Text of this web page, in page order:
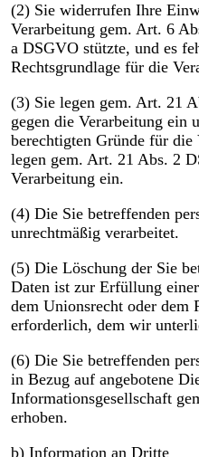
(2) Sie widerrufen Ihre
Verarbeitung gem. Art. 6
a DSGVO stützte, und es
Rechtsgrundlage für die
(3) Sie legen gem. Art. 21
gegen die Verarbeitung ein
berechtigten Gründe für
legen gem. Art. 21 Abs. 2
Verarbeitung ein.
(4) Die Sie betreffenden
unrechtmäßig verarbeitet.
(5) Die Löschung der Sie
Daten ist zur Erfüllung
dem Unionsrecht oder dem
erforderlich, dem wir
(6) Die Sie betreffenden
in Bezug auf angebotene
Informationsgesellschaft
erhoben.
b) Information an Dritte